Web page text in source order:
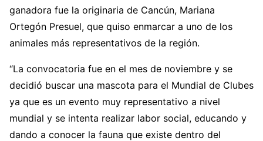
ganadora fue la originaria de Cancún, Mariana
Ortegón Presuel, que quiso enmarcar a uno de los
animales más representativos de la región.
“La convocatoria fue en el mes de noviembre y se
decidió buscar una mascota para el Mundial de Clubes
ya que es un evento muy representativo a nivel
mundial y se intenta realizar labor social, educando y
dando a conocer la fauna que existe dentro del